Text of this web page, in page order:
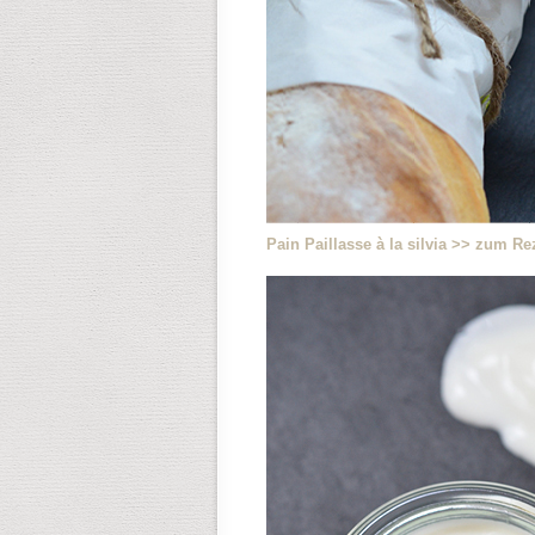
Pain Paillasse à la silvia >> zum